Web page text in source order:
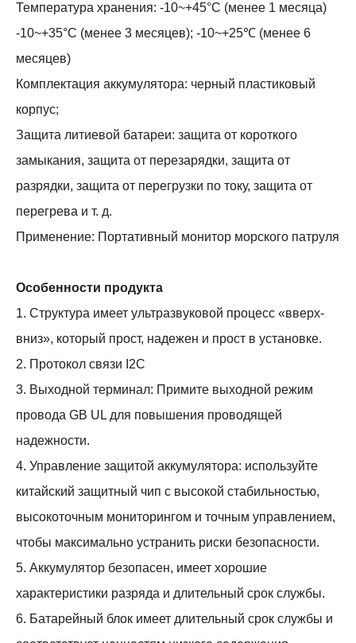
Температура хранения: -10~+45°С (менее 1 месяца)
-10~+35°С (менее 3 месяцев); -10~+25℃ (менее 6
месяцев)
Комплектация аккумулятора: черный пластиковый
корпус;
Защита литиевой батареи: защита от короткого
замыкания, защита от перезарядки, защита от
разрядки, защита от перегрузки по току, защита от
перегрева и т. д.
Применение: Портативный монитор морского патруля
Особенности продукта
1. Структура имеет ультразвуковой процесс «вверх-
вниз», который прост, надежен и прост в установке.
2. Протокол связи I2C
3. Выходной терминал: Примите выходной режим
провода GB UL для повышения проводящей
надежности.
4. Управление защитой аккумулятора: используйте
китайский защитный чип с высокой стабильностью,
высокоточным мониторингом и точным управлением,
чтобы максимально устранить риски безопасности.
5. Аккумулятор безопасен, имеет хорошие
характеристики разряда и длительный срок службы.
6. Батарейный блок имеет длительный срок службы и